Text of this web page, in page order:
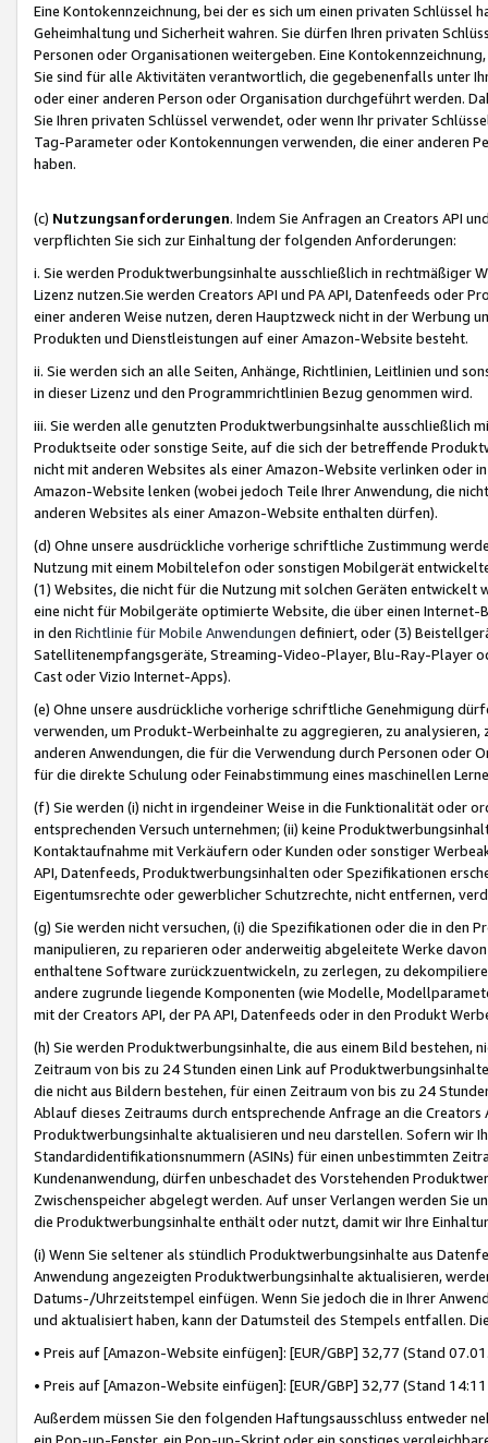
Eine Kontokennzeichnung, bei der es sich um einen privaten
Geheimhaltung und Sicherheit wahren. Sie dürfen Ihren privaten
Personen oder Organisationen weitergeben. Eine
Sie sind für alle Aktivitäten verantwortlich, die gegebenenfalls unter
oder einer anderen Person oder Organisation durchgeführt werden.
Sie Ihren privaten Schlüssel verwendet, oder wenn Ihr privater
Tag-Parameter oder Kontokennungen verwenden, die einer anderen
haben.
(c) Nutzungsanforderungen. Indem Sie Anfragen an Creators API
verpflichten Sie sich zur Einhaltung der folgenden Anforderungen:
i. Sie werden Produktwerbungsinhalte ausschließlich in rechtmäßiger
Lizenz nutzen.Sie werden Creators API und PA API, Datenfeeds oder
einer anderen Weise nutzen, deren Hauptzweck nicht in der Werbung
Produkten und Dienstleistungen auf einer Amazon-Website besteht.
ii. Sie werden sich an alle Seiten, Anhänge, Richtlinien, Leitlinien und
in dieser Lizenz und den Programmrichtlinien Bezug genommen wird.
iii. Sie werden alle genutzten Produktwerbungsinhalte ausschließlich
Produktseite oder sonstige Seite, auf die sich der betreffende
nicht mit anderen Websites als einer Amazon-Website verlinken oder
Amazon-Website lenken (wobei jedoch Teile Ihrer Anwendung, die
anderen Websites als einer Amazon-Website enthalten dürfen).
(d) Ohne unsere ausdrückliche vorherige schriftliche Zustimmung
Nutzung mit einem Mobiltelefon oder sonstigen Mobilgerät
(1) Websites, die nicht für die Nutzung mit solchen Geräten
eine nicht für Mobilgeräte optimierte Website, die über einen
in den Richtlinie für Mobile Anwendungen definiert, oder (3)
Satellitenempfangsgeräte, Streaming-Video-Player, Blu-Ray-Player
Cast oder Vizio Internet-Apps).
(e) Ohne unsere ausdrückliche vorherige schriftliche Genehmigung
verwenden, um Produkt-Werbeinhalte zu aggregieren, zu
anderen Anwendungen, die für die Verwendung durch Personen
für die direkte Schulung oder Feinabstimmung eines maschinellen
(f) Sie werden (i) nicht in irgendeiner Weise in die Funktionalität oder
entsprechenden Versuch unternehmen; (ii) keine
Kontaktaufnahme mit Verkäufern oder Kunden oder sonstiger
API, Datenfeeds, Produktwerbungsinhalten oder Spezifikationen
Eigentumsrechte oder gewerblicher Schutzrechte, nicht entfernen,
(g) Sie werden nicht versuchen, (i) die Spezifikationen oder die in
manipulieren, zu reparieren oder anderweitig abgeleitete Werke
enthaltene Software zurückzuentwickeln, zu zerlegen, zu
andere zugrunde liegende Komponenten (wie Modelle,
mit der Creators API, der PA API, Datenfeeds oder in den Produkt
(h) Sie werden Produktwerbungsinhalte, die aus einem Bild bestehen,
Zeitraum von bis zu 24 Stunden einen Link auf
die nicht aus Bildern bestehen, für einen Zeitraum von bis zu 24
Ablauf dieses Zeitraums durch entsprechende Anfrage an die
Produktwerbungsinhalte aktualisieren und neu darstellen. Sofern wir
Standardidentifikationsnummern (ASINs) für einen unbestimmten
Kundenanwendung, dürfen unbeschadet des Vorstehenden
Zwischenspeicher abgelegt werden. Auf unser Verlangen werden Sie
die Produktwerbungsinhalte enthält oder nutzt, damit wir Ihre
(i) Wenn Sie seltener als stündlich Produktwerbungsinhalte aus
Anwendung angezeigten Produktwerbungsinhalte aktualisieren,
Datums-/Uhrzeitstempel einfügen. Wenn Sie jedoch die in Ihrer
und aktualisiert haben, kann der Datumsteil des Stempels entfallen.
• Preis auf [Amazon-Website einfügen]: [EUR/GBP] 32,77 (Stand
• Preis auf [Amazon-Website einfügen]: [EUR/GBP] 32,77 (Stand
Außerdem müssen Sie den folgenden Haftungsausschluss entweder
ein Pop-up-Fenster, ein Pop-up-Skript oder ein sonstiges